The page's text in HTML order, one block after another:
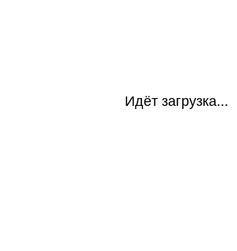
Идёт загрузка...